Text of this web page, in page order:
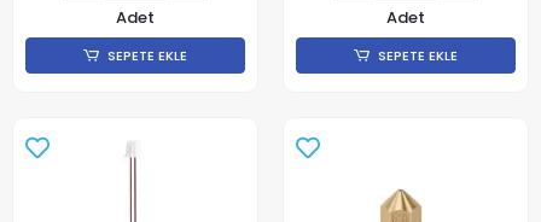
Adet
SEPETE EKLE
Adet
SEPETE EKLE